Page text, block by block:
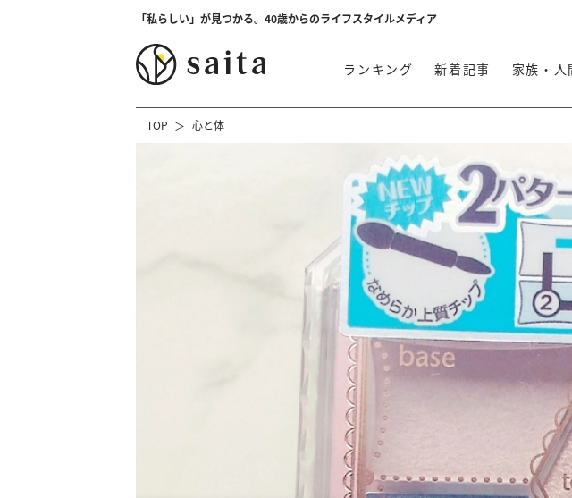
「私らしい」が見つかる。40歳からのライフスタイルメディア
ランキング 新着記事 家族・人
TOP 心と体